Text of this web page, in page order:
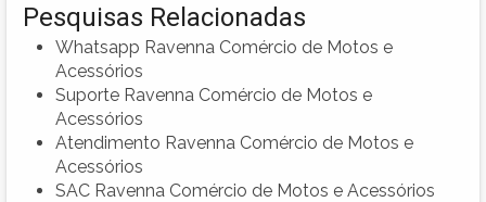
Pesquisas Relacionadas
Whatsapp Ravenna Comércio de Motos e
Acessórios
Suporte Ravenna Comércio de Motos e
Acessórios
Atendimento Ravenna Comércio de Motos e
Acessórios
SAC Ravenna Comércio de Motos e Acessórios